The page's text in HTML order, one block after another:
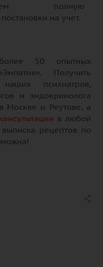
полную
на учет.
50 опытных
Получить
психиатров,
и эндокринолога
в Москве и Реутове, а
в любой
рецептов по